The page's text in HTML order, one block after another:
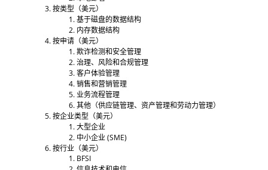
按类型（美元）
基于磁盘的数据结构
内存数据结构
按申请（美元）
欺诈检测和安全管理
治理、风险和合规管理
客户体验管理
销售和营销管理
业务流程管理
其他（供应链管理、资产管理和劳动力管理）
按企业类型（美元）
大型企业
中小企业 (SME)
按行业（美元）
BFSI